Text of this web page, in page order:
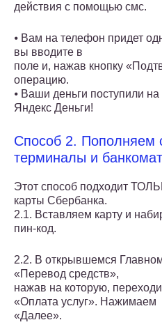
действия с помощью смс.
⦁ Вам на телефон придет
вы вводите в
поле и, нажав кнопку
операцию.
⦁ Ваши деньги поступили
Яндекс Деньги!
Способ 2. Пополняем
терминалы и
Этот способ подходит
карты Сбербанка.
2.1. Вставляем карту и
пин-код.
2.2. В открывшемся
«Перевод средств»,
нажав на которую,
«Оплата услуг». Нажимаем
«Далее».